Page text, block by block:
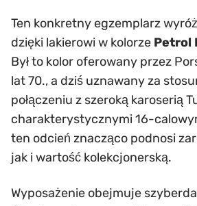
Ten konkretny egzemplarz
dzięki lakierowi w kolorze Petrol
Był to kolor oferowany przez
lat 70., a dziś uznawany za
połączeniu z szeroką karoserią
charakterystycznymi 16-
ten odcień znacząco podnosi
jak i wartość kolekcjonerską.
Wyposażenie obejmuje